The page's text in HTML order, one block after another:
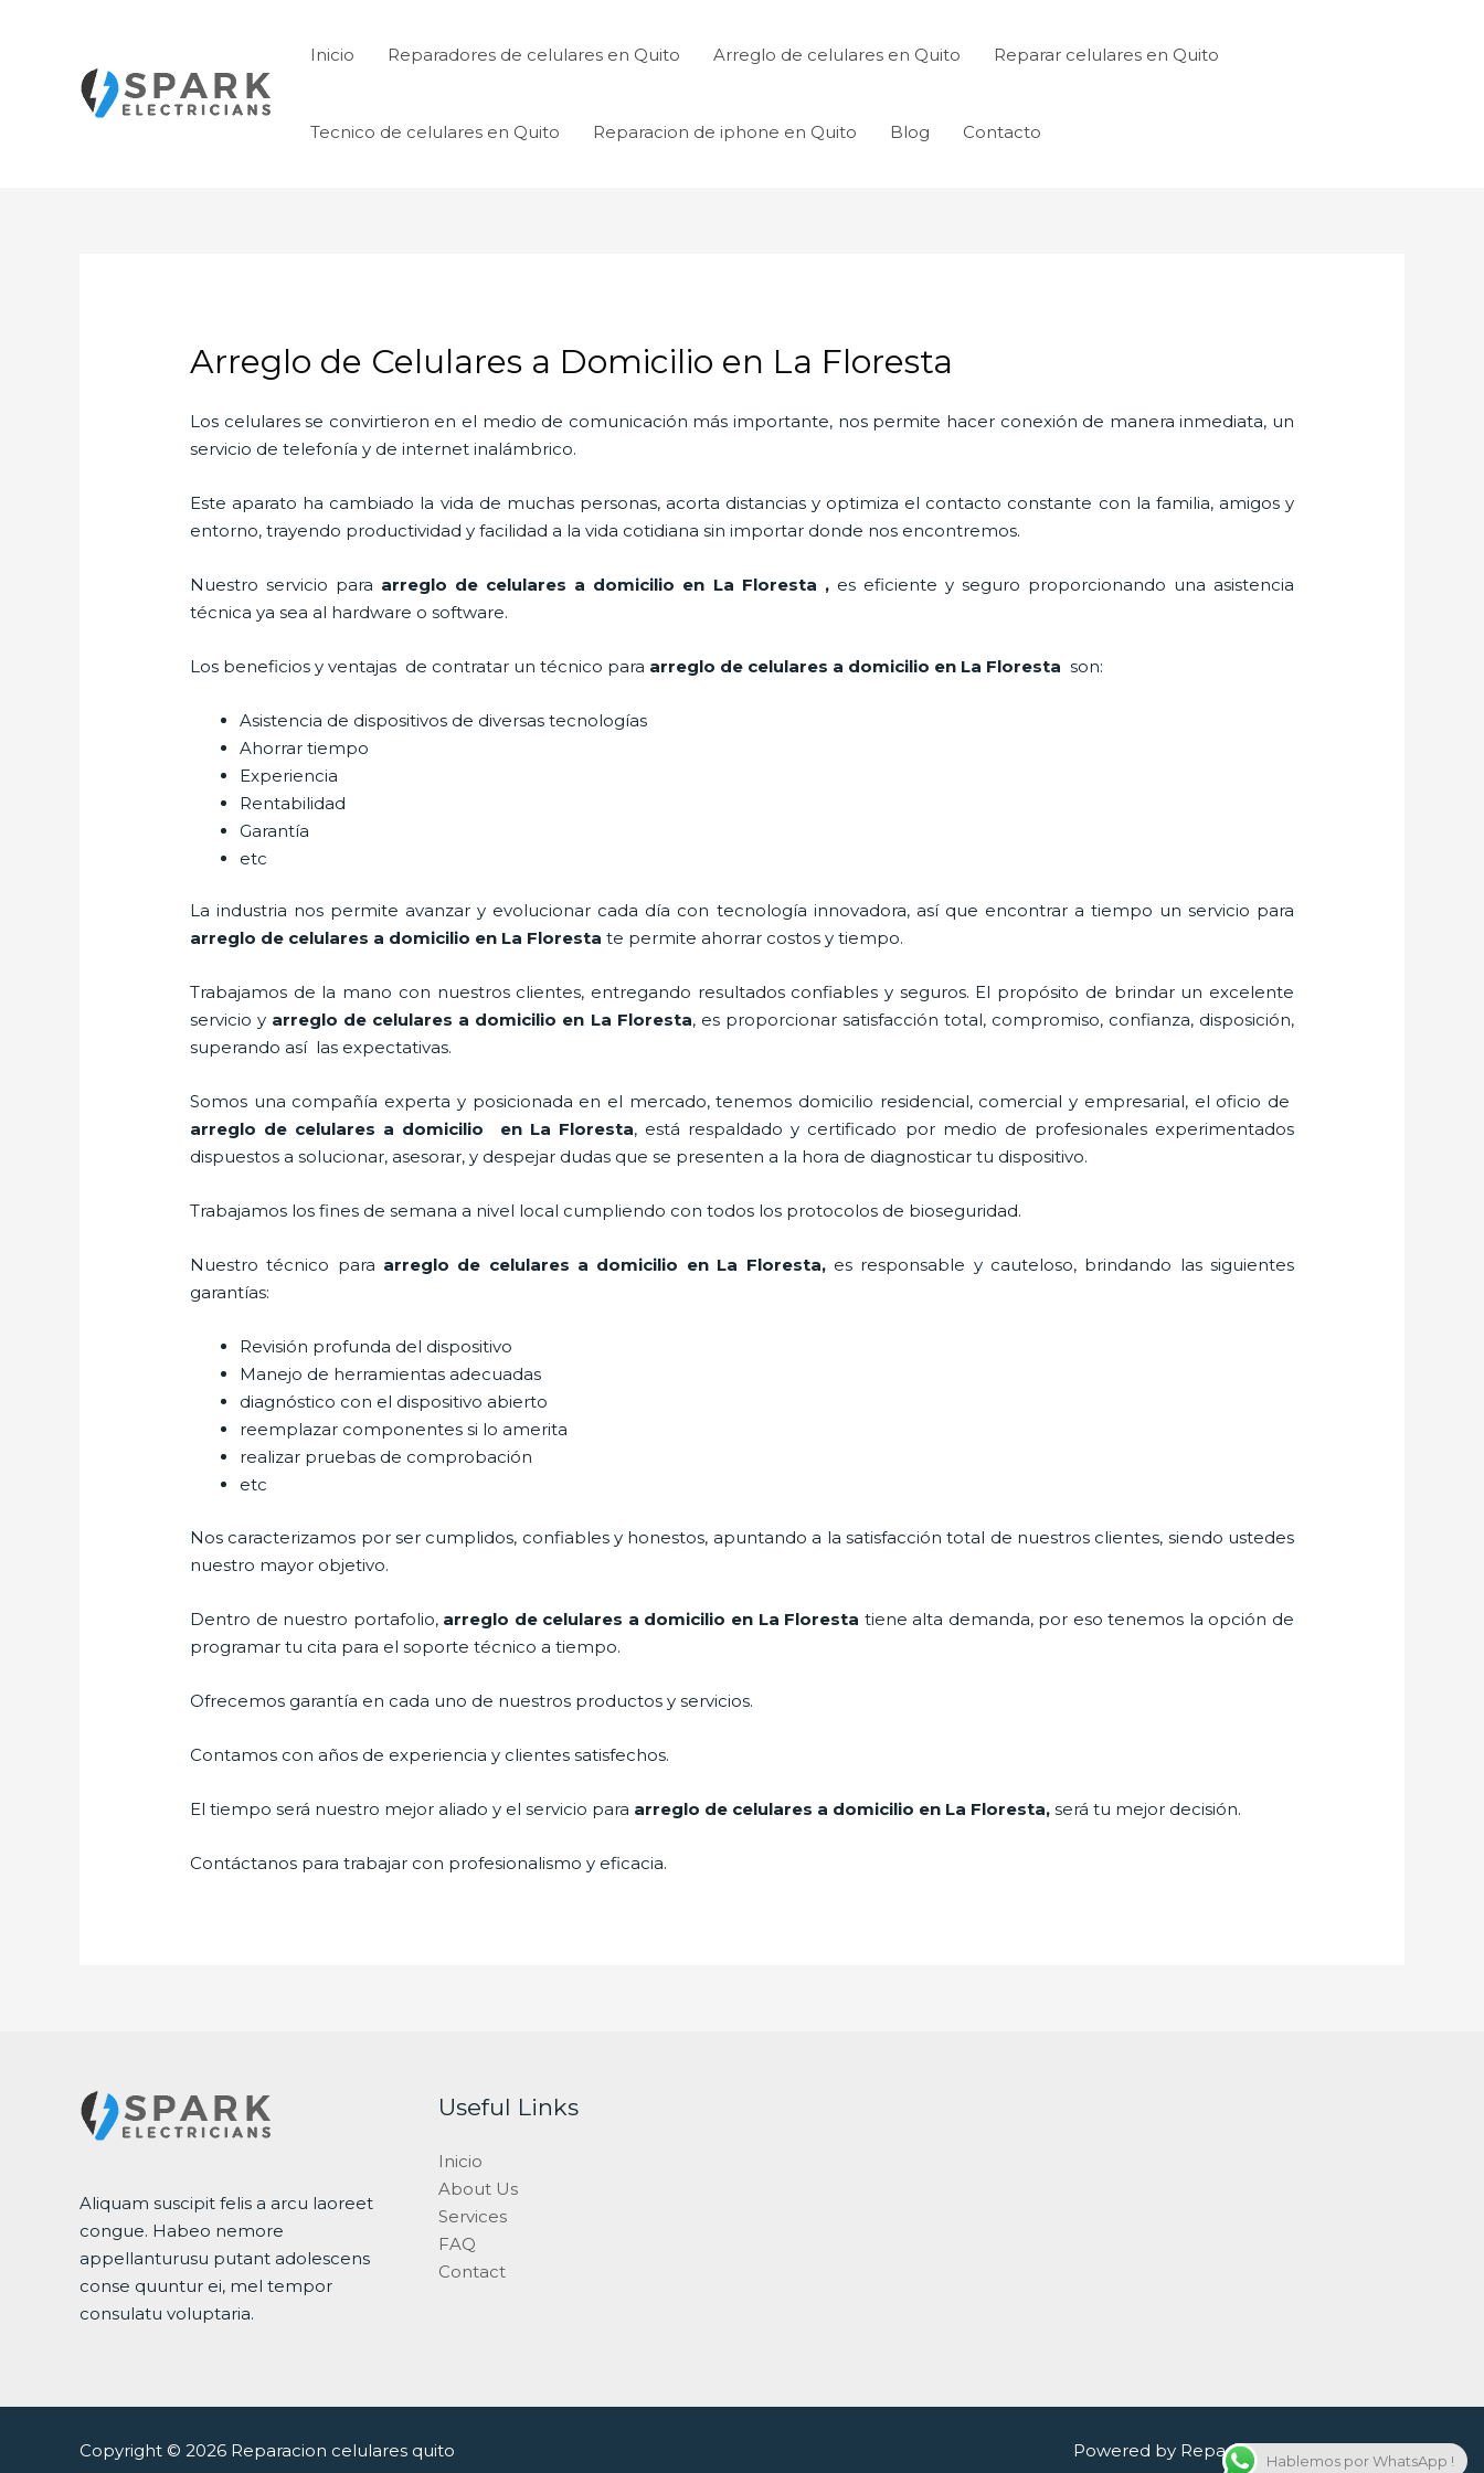
Inicio Reparadores de celulares en Quito Arreglo de celulares en Quito Reparar celulares en Quito
Tecnico de celulares en Quito Reparacion de iphone en Quito Blog Contacto
Arreglo de Celulares a Domicilio en La Floresta
Los celulares se convirtieron en el medio de comunicación más importante, nos permite hacer conexión de manera inmediata, un
servicio de telefonía y de internet inalámbrico.
Este aparato ha cambiado la vida de muchas personas, acorta distancias y optimiza el contacto constante con la familia, amigos y
entorno, trayendo productividad y facilidad a la vida cotidiana sin importar donde nos encontremos.
Nuestro servicio para arreglo de celulares a domicilio en La Floresta ,es eficiente y seguro proporcionando una asistencia
técnica ya sea al hardware o software.
Los beneficios y ventajas de contratar un técnico para arreglo de celulares a domicilio en La Florestason:
Asistencia de dispositivos de diversas tecnologías
Ahorrar tiempo
Experiencia
Rentabilidad
Garantía
etc
La industria nos permite avanzar y evolucionar cada día con tecnología innovadora, así que encontrar a tiempo un servicio para
arreglo de celulares a domicilio en La Floresta te permite ahorrar costos y tiempo.
Trabajamos de la mano con nuestros clientes, entregando resultados confiables y seguros. El propósito de brindar un excelente
servicio y arreglo de celulares a domicilio en La Floresta, es proporcionar satisfacción total, compromiso, confianza, disposición,
superando así las expectativas.
Somos una compañía experta y posicionada en el mercado, tenemos domicilio residencial, comercial y empresarial, el oficio de
arreglo de celulares a domicilio en La Floresta, está respaldado y certificado por medio de profesionales experimentados
dispuestos a solucionar, asesorar, y despejar dudas que se presenten a la hora de diagnosticar tu dispositivo.
Trabajamos los fines de semana a nivel local cumpliendo con todos los protocolos de bioseguridad.
Nuestro técnico para arreglo de celulares a domicilio en La Floresta, es responsable y cauteloso, brindando las siguientes
garantías:
Revisión profunda del dispositivo
Manejo de herramientas adecuadas
diagnóstico con el dispositivo abierto
reemplazar componentes si lo amerita
realizar pruebas de comprobación
etc
Nos caracterizamos por ser cumplidos, confiables y honestos, apuntando a la satisfacción total de nuestros clientes, siendo ustedes
nuestro mayor objetivo.
Dentro de nuestro portafolio, arreglo de celulares a domicilio en La Floresta tiene alta demanda, por eso tenemos la opción de
programar tu cita para el soporte técnico a tiempo.
Ofrecemos garantía en cada uno de nuestros productos y servicios.
Contamos con años de experiencia y clientes satisfechos.
El tiempo será nuestro mejor aliado y el servicio para arreglo de celulares a domicilio en La Floresta,será tu mejor decisión.
Contáctanos para trabajar con profesionalismo y eficacia.
Aliquam suscipit felis a arcu laoreet
congue. Habeo nemore
appellanturusu putant adolescens
conse quuntur ei, mel tempor
consulatu voluptaria.
Useful Links
Inicio
About Us
Services
FAQ
Contact
Copyright © 2026 Reparacion celulares quito Powered by Reparacion celulares quito
Hablemos por WhatsApp !